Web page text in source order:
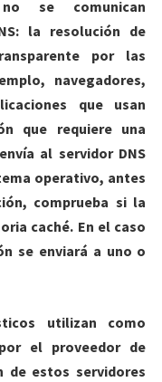
se comunican
la resolución de
por las
navegadores,
que usan
que requiere una
al servidor DNS
operativo, antes
comprueba si la
caché. En el caso
se enviará a uno o
utilizan como
el proveedor de
de estos servidores